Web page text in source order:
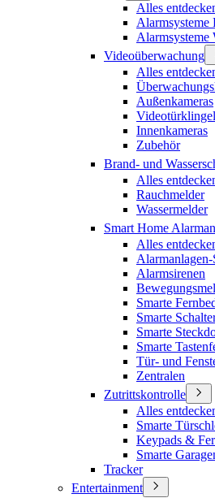
Alles
Alarmsysteme
Alarmsysteme
Videoüberwachung
Alles
Außenkameras
Innenkameras
Zubehör
Brand- und
Alles
Rauchmelder
Wassermelder
Smart Home
Alles
Alarmanlagen-
Alarmsirenen
Smarte
Smarte
Smarte
Smarte
Tür- und
Zentralen
Zutrittskontrolle
Alles
Smarte
Keypads &
Smarte
Tracker
Entertainment